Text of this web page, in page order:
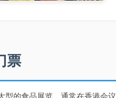
票
型的食品展览，通常在香港会议